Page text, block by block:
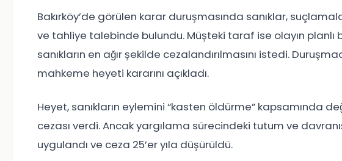
Bakırköy’de görülen karar duruşmasında sanıklar,
ve tahliye talebinde bulundu. Müşteki taraf ise olayın
sanıkların en ağır şekilde cezalandırılmasını istedi.
mahkeme heyeti kararını açıkladı.
Heyet, sanıkların eylemini “kasten öldürme” kapsamında
cezası verdi. Ancak yargılama sürecindeki tutum ve
uygulandı ve ceza 25’er yıla düşürüldü.